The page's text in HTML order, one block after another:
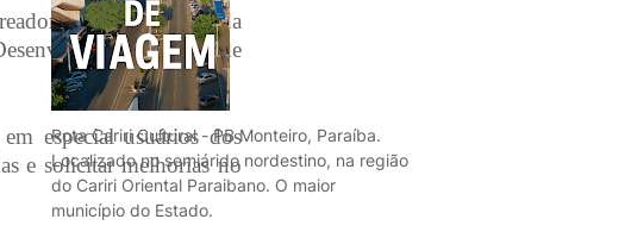
representantes da
Rural de
especial usuários dos
e solicitar melhorias no
Rota Cariri Cultural - PB Monteiro, Paraíba.
Localizado no semiárido nordestino, na região
do Cariri Oriental Paraibano. O maior
município do Estado.